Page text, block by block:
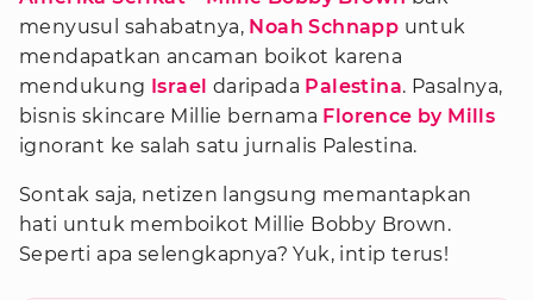
menyusul sahabatnya, Noah Schnapp untuk
mendapatkan ancaman boikot karena
mendukung Israel daripada Palestina. Pasalnya,
bisnis skincare Millie bernama Florence by Mills
ignorant ke salah satu jurnalis Palestina.
Sontak saja, netizen langsung memantapkan
hati untuk memboikot Millie Bobby Brown.
Seperti apa selengkapnya? Yuk, intip terus!